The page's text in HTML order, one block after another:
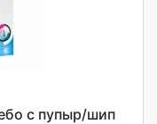
с пупыр/шип